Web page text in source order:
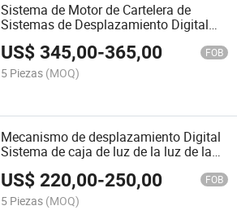
Sistema de Motor de Cartelera de
Sistemas de Desplazamiento Digital
para 3.5mx2.5m Medios 7560f
US$345,00-365,00 FOB
5 Piezas (MOQ)
Mecanismo de desplazamiento Digital
Sistema de caja de luz de la luz de la
US$220,00-250,00 FOB
5 Piezas (MOQ)